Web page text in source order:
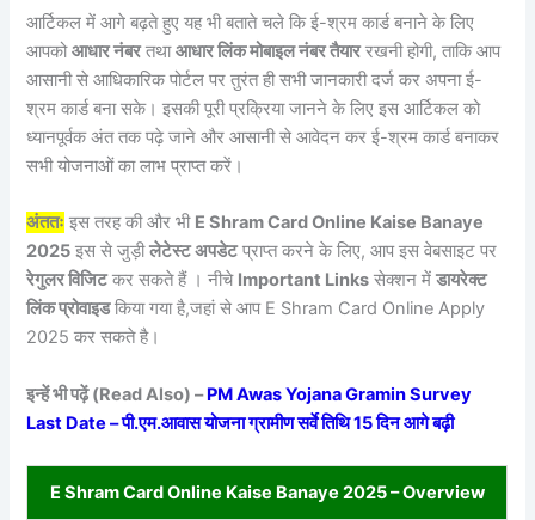
आर्टिकल में आगे बढ़ते हुए यह भी बताते चले कि ई-श्रम कार्ड बनाने के लिए
आपकोआधार नंबरतथाआधार लिंक मोबाइल नंबर तैयाररखनी होगी, ताकि आप
आसानी से आधिकारिक पोर्टल पर तुरंत ही सभी जानकारी दर्ज कर अपना ई-
श्रम कार्ड बना सके। इसकी पूरी प्रक्रिया जानने के लिए इस आर्टिकल को
ध्यानपूर्वक अंत तक पढ़े जाने और आसानी से आवेदन कर ई-श्रम कार्ड बनाकर
सभी योजनाओं का लाभ प्राप्त करें।
अंततः इस तरह की और भी E Shram Card Online Kaise Banaye
2025 इस से जुड़ीलेटेस्ट अपडेटप्राप्त करने के लिए, आप इस वेबसाइट पर
रेगुलर विजिटकर सकते हैं । नीचे Important Links सेक्शन मेंडायरेक्ट
लिंक प्रोवाइडकिया गया है,जहां से आप E Shram Card Online Apply
2025 कर सकते है।
इन्हें भी पढ़ें (Read Also) –PM Awas Yojana Gramin Survey
Last Date – पी.एम.आवास योजना ग्रामीण सर्वे तिथि 15 दिन आगे बढ़ी
E Shram Card Online Kaise Banaye 2025 – Overview